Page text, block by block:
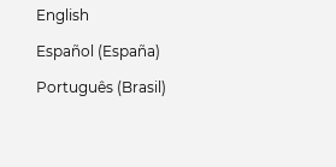
English
Español (España)
Português (Brasil)